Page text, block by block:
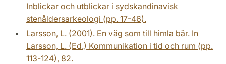
Inblickar och utblickar i sydskandinavisk
stenåldersarkeologi (pp. 17-46).
Larsson, L. (2001). En väg som till himla bär. In
Larsson, L. (Ed.) Kommunikation i tid och rum (pp.
113-124), 82.